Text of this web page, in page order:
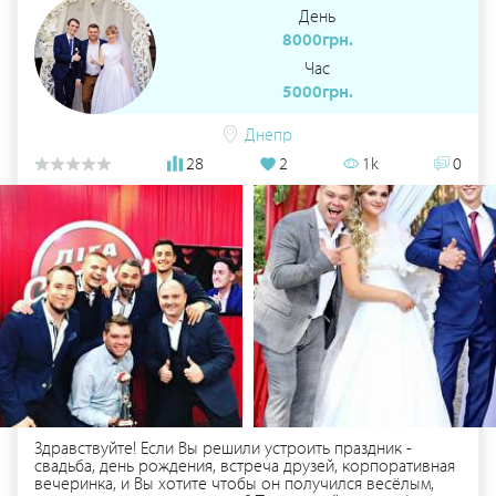
День
8000грн.
Час
5000грн.
Днепр
28
2 1k 0
Здравствуйте! Если Вы решили устроить праздник -
свадьба, день рождения, встреча друзей, корпоративная
вечеринка, и Вы хотите чтобы он получился весёлым,